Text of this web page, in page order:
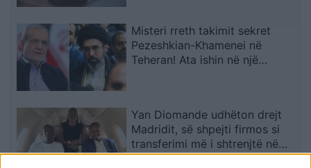
Misteri rreth takimit sekret
Pezeshkian-Khamenei në
Teheran! Ata ishin në një
Yan Diomande udhëton drejt
Madridit, së shpejti firmos si
transferimi më i shtrenjtë në
historinë e Realit